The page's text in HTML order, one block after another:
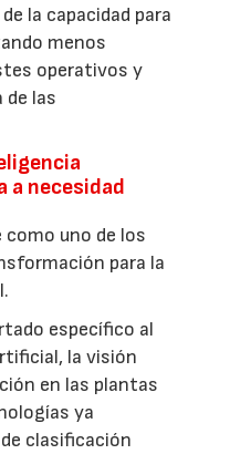
la capacidad para
menos
operativos y
las
a necesidad
uno de los
para la
específico al
la visión
en las plantas
ya
clasificación